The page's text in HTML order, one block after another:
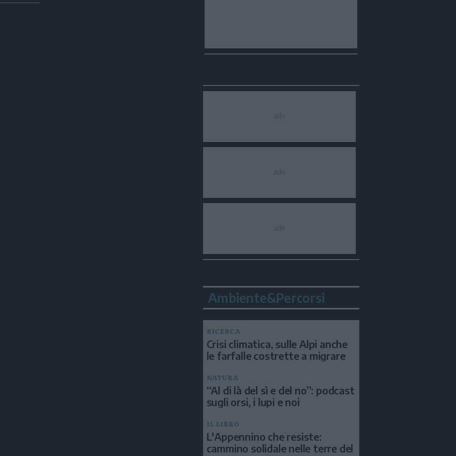
Ambiente&Percorsi
RICERCA
Crisi climatica, sulle Alpi anche
le farfalle costrette a migrare
NATURA
“Al di là del sì e del no”: podcast
sugli orsi, i lupi e noi
IL LIBRO
L'Appennino che resiste:
cammino solidale nelle terre del